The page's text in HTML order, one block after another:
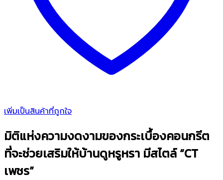
เพิ่มเป็นสินค้าที่ถูกใจ
มิติแห่งความงดงามของกระเบื้องคอนกรีต
ที่จะช่วยเสริมให้บ้านดูหรูหรา มีสไตล์ “CT
เพชร”